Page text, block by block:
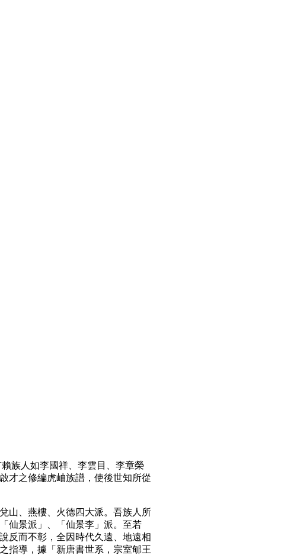
族人如李國祥、李雲目、李章榮
才之修編虎岫族譜，使後世知所從
山、燕樓、火德四大派。吾族人所
仙景派」、「仙景李」派。至若
反而不彰，全因時代久遠、地遠相
指導，據「新唐書世系，宗室郇王